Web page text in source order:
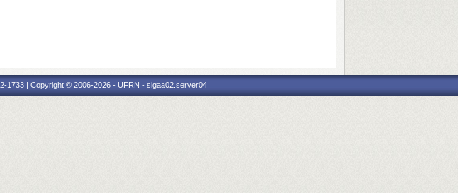
1733 | Copyright © 2006-2026 - UFRN - sigaa02.server04